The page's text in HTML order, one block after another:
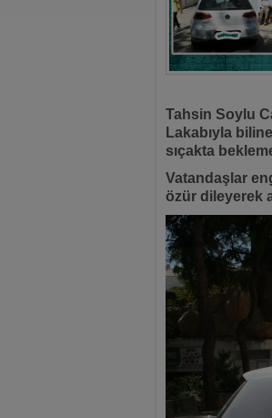
Tahsin Soylu
Lakabıyla
sıçakta
Vatandaşlar
özür dileyerek